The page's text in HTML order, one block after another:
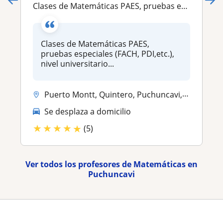
Clases de Matemáticas PAES, pruebas especiales (FACH, PDI,etc.), nivel universitario, cálculo, álgebra, estadística y geometría. Excelencia
Clases de Matemáticas PAES,
pruebas especiales (FACH, PDI,etc.),
nivel universitario...
Puerto Montt, Quintero, Puchuncavi, Viña del Mar, Concon
Se desplaza a domicilio
★★★★★ (5)
Ver todos los profesores de Matemáticas en
Puchuncavi